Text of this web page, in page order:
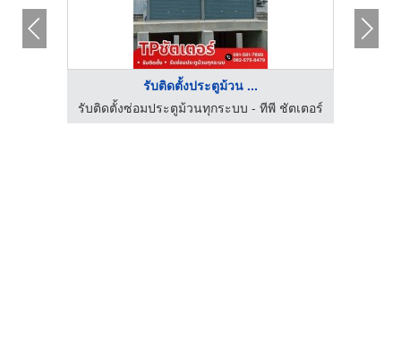
รับติดตั้งประตูม้วน ...
รับติดตั้งซ่อมประตูม้วนทุกระบบ - ทีพี ชัตเตอร์